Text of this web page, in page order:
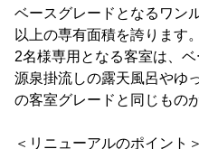
ベースグレードとなるワン
以上の専有面積を誇ります。
2名様専用となる客室は、
源泉掛流しの露天風呂やゆ
の客室グレードと同じもの
＜リニューアルのポイント＞